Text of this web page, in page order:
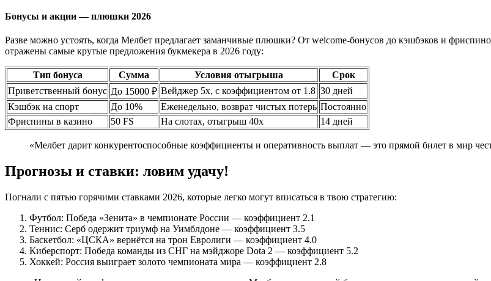
Бонусы и акции — плюшки 2026
Разве можно устоять, когда Мелбет предлагает заманчивые плюшки? От welcome-бонусов до кэшбэков и
отражены самые крутые предложения букмекера в 2026 году:
Тип бонуса Сумма Условия отыгрыша
Срок
Приветственный бонус До 15000 ₽ Вейджер 5х, с коэффициентом от 1.8 30 дней
Кэшбэк на спорт
До 10% Еженедельно, возврат чистых потерь Постоянно
Фриспины в казино
50 FS На слотах, отыгрыш 40х 14 дней
«Мелбет дарит конкурентоспособные коэффициенты и оперативность выплат — это прямой билет в мир
Прогнозы и ставки: ловим удачу!
Погнали с пятью горячими ставками 2026, которые легко могут вписаться в твою стратегию:
Футбол: Победа «Зенита» в чемпионате России — коэффициент 2.1
Теннис: Серб одержит триумф на Уимблдоне — коэффициент 3.5
Баскетбол: «ЦСКА» вернётся на трон Евролиги — коэффициент 4.0
Киберспорт: Победа команды из СНГ на мэйджоре Dota 2 — коэффициент 5.2
Хоккей: Россия выиграет золото чемпионата мира — коэффициент 2.8